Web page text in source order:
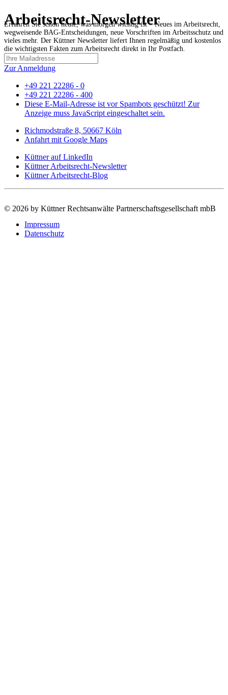
Arbeitsrecht-Newsletter
Erfahren Sie schon heute, was morgen wichtig ist – Neues im Arbeitsrecht,
wegweisende BAG-Entscheidungen, neue Vorschriften im Arbeitsschutz und
vieles mehr. Der Küttner Newsletter liefert Ihnen regelmäßig und kostenlos
die wichtigsten Fakten zum Arbeitsrecht direkt in Ihr Postfach.
Zur Anmeldung
+49 221 22286 - 0
+49 221 22286 - 400
Diese E-Mail-Adresse ist vor Spambots geschützt! Zur
Anzeige muss JavaScript eingeschaltet sein.
Richmodstraße 8, 50667 Köln
Anfahrt mit Google Maps
Küttner auf LinkedIn
Küttner Arbeitsrecht-Newsletter
Küttner Arbeitsrecht-Blog
© 2026 by Küttner Rechtsanwälte Partnerschaftsgesellschaft mbB
Impressum
Datenschutz